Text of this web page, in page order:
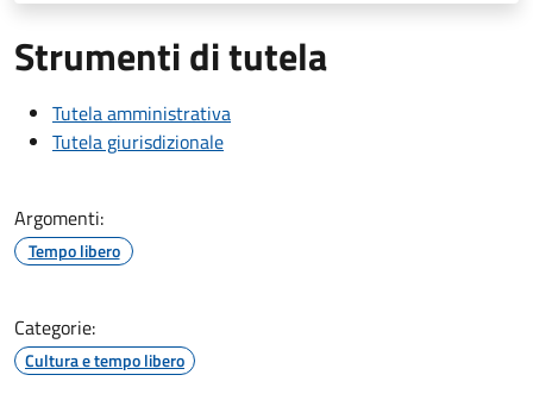
Strumenti di tutela
Tutela amministrativa
Tutela giurisdizionale
Argomenti:
Tempo libero
Categorie:
Cultura e tempo libero